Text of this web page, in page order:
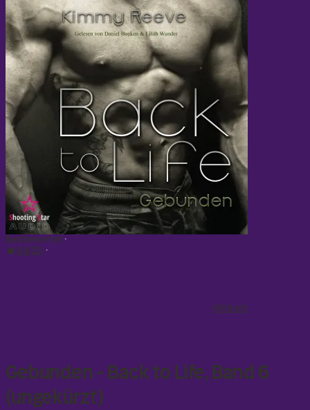
und hinter Alexas Fassade zu schauen, anstatt nur das
Offensichtliche wahrzunehmen? Es beginnt ein
gefährliches Spiel voller Lügen, Intrigen und
Geheimnissen, die nur eine Person in vollem Umfang
kennt: der Killer selbst!
Bestbewertet
4.8 25
Hörbuch
Gebunden - Back to Life, Band 6
(ungekürzt)